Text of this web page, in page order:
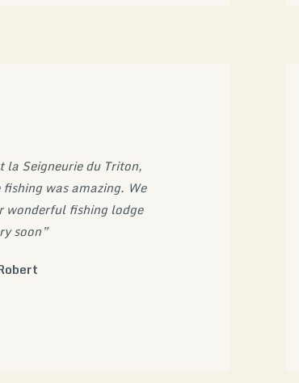
la Seigneurie du Triton,
was amazing. We
wonderful fishing lodge
soon”